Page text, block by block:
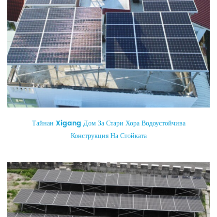
Тайнан Xigang Дом За Стари Хора Водоустойчива
Конструкция На Стойката